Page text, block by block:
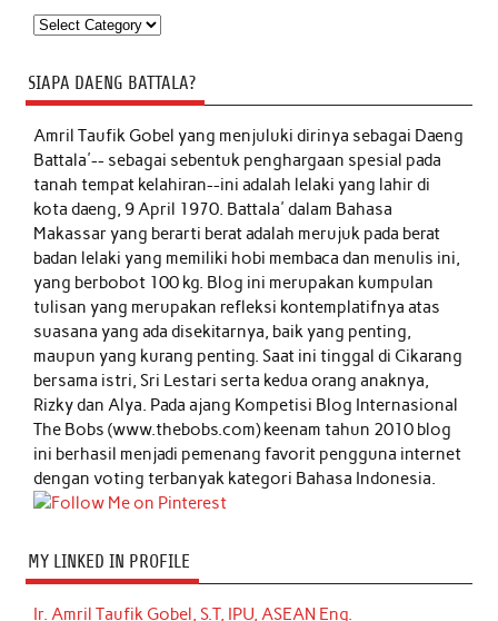
Kategori
SIAPA DAENG BATTALA?
Amril Taufik Gobelyang menjuluki dirinya sebagai Daeng
Battala'-- sebagai sebentuk penghargaan spesial pada
tanah tempat kelahiran--ini adalah lelaki yang lahir di
kota daeng, 9 April 1970. Battala' dalam Bahasa
Makassar yang berarti berat adalah merujuk pada berat
badan lelaki yang memiliki hobi membaca dan menulis ini,
yang berbobot 100 kg. Blog ini merupakan kumpulan
tulisan yang merupakan refleksi kontemplatifnya atas
suasana yang ada disekitarnya, baik yang penting,
maupun yang kurang penting. Saat ini tinggal di Cikarang
bersama istri, Sri Lestari serta kedua orang anaknya,
Rizky dan Alya. Pada ajang Kompetisi Blog Internasional
The Bobs (www.thebobs.com) keenam tahun 2010 blog
ini berhasil menjadi pemenang favorit pengguna internet
dengan voting terbanyak kategori Bahasa Indonesia.
MY LINKED IN PROFILE
Ir. Amril Taufik Gobel, S.T, IPU, ASEAN Eng.